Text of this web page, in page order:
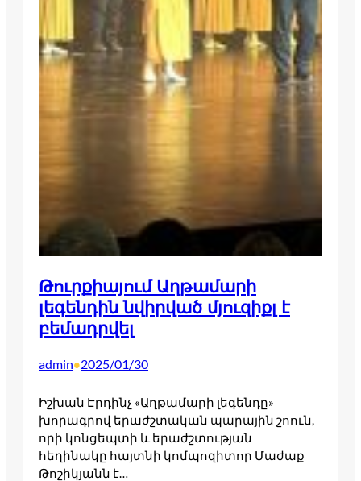
Թուրքիայում Աղթամարի
լեգենդին նվիրված մյուզիքլ է
բեմադրվել
admin•2025/01/30
Իշխան Էրդինչ «Աղթամարի լեգենդը»
խորագրով երաժշտական ​​պարային շոուն,
որի կոնցեպտի և երաժշտության
հեղինակը հայտնի կոմպոզիտոր Մաժաք
Թոշիկյանն է…